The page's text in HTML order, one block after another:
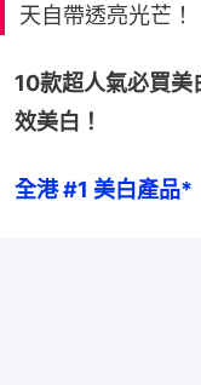
天自帶透亮光芒！
10款超人氣必買美
效美白！
全港 #1 美白產品